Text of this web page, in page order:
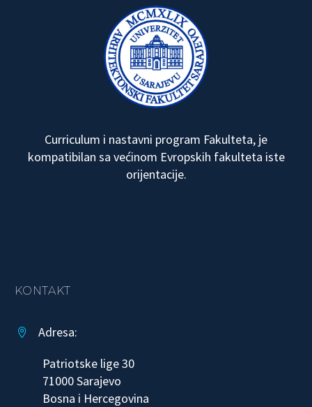
Curriculum i nastavni program Fakulteta, je
kompatibilan sa većinom Evropskih fakulteta iste
orijentacije.
KONTAKT


Adresa:
Patriotske lige 30
71000 Sarajevo
Bosna i Hercegovina